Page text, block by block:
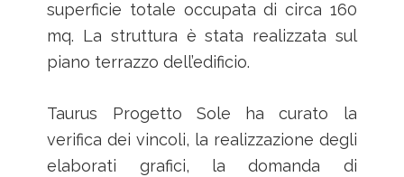
superficie totale occupata di circa 160
mq. La struttura è stata realizzata sul
piano terrazzo dell’edificio.
Taurus Progetto Sole ha curato la
verifica dei vincoli, la realizzazione degli
elaborati grafici, la domanda di